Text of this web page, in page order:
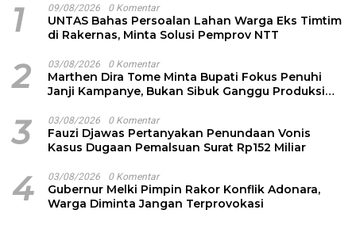
1 09/08/2026 0 Komentar
UNTAS Bahas Persoalan Lahan Warga Eks Timtim
di Rakernas, Minta Solusi Pemprov NTT
2 03/08/2026 0 Komentar
Marthen Dira Tome Minta Bupati Fokus Penuhi
Janji Kampanye, Bukan Sibuk Ganggu Produksi
3 03/08/2026 0 Komentar
Fauzi Djawas Pertanyakan Penundaan Vonis
Kasus Dugaan Pemalsuan Surat Rp152 Miliar
4 03/08/2026 0 Komentar
Gubernur Melki Pimpin Rakor Konflik Adonara,
Warga Diminta Jangan Terprovokasi